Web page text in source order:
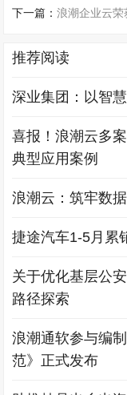
下一篇：浪潮企业云荣
推荐阅读
深业集团：以智
喜报！浪潮云多
典型应用案例
浪潮云：筑牢数
捷途汽车1-5月累
关于优化基层公
路径探索
浪潮通软参与编
范》正式发布